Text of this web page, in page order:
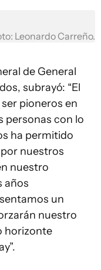
Leonardo Carreño.
de General
subrayó: “El
pioneros en
personas con lo
ha permitido
nuestros
nuestro
años
un
nuestro
horizonte